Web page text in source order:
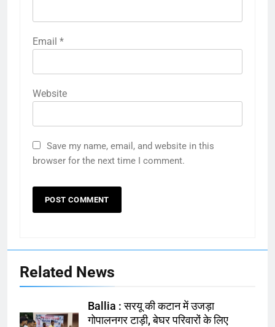
Email *
Website
Save my name, email, and website in this
browser for the next time I comment.
Related News
Ballia : सरयू की कटान में उजड़ा
गोपालनगर टाड़ी, बेघर परिवारों के लिए